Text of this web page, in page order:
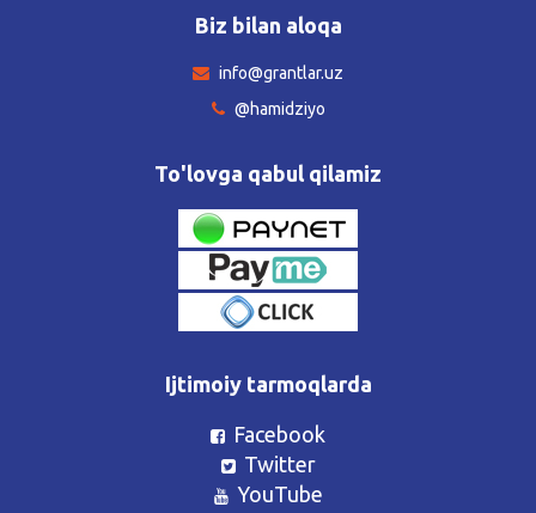
Biz bilan aloqa
info@grantlar.uz
@hamidziyo
To'lovga qabul qilamiz
Ijtimoiy tarmoqlarda
Facebook
Twitter
YouTube